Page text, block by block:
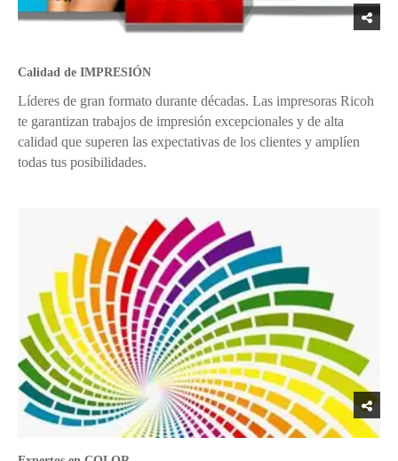
Calidad de IMPRESIÓN
Líderes de gran formato durante décadas. Las impresoras Ricoh
te garantizan trabajos de impresión excepcionales y de alta
calidad que superen las expectativas de los clientes y amplíen
todas tus posibilidades.